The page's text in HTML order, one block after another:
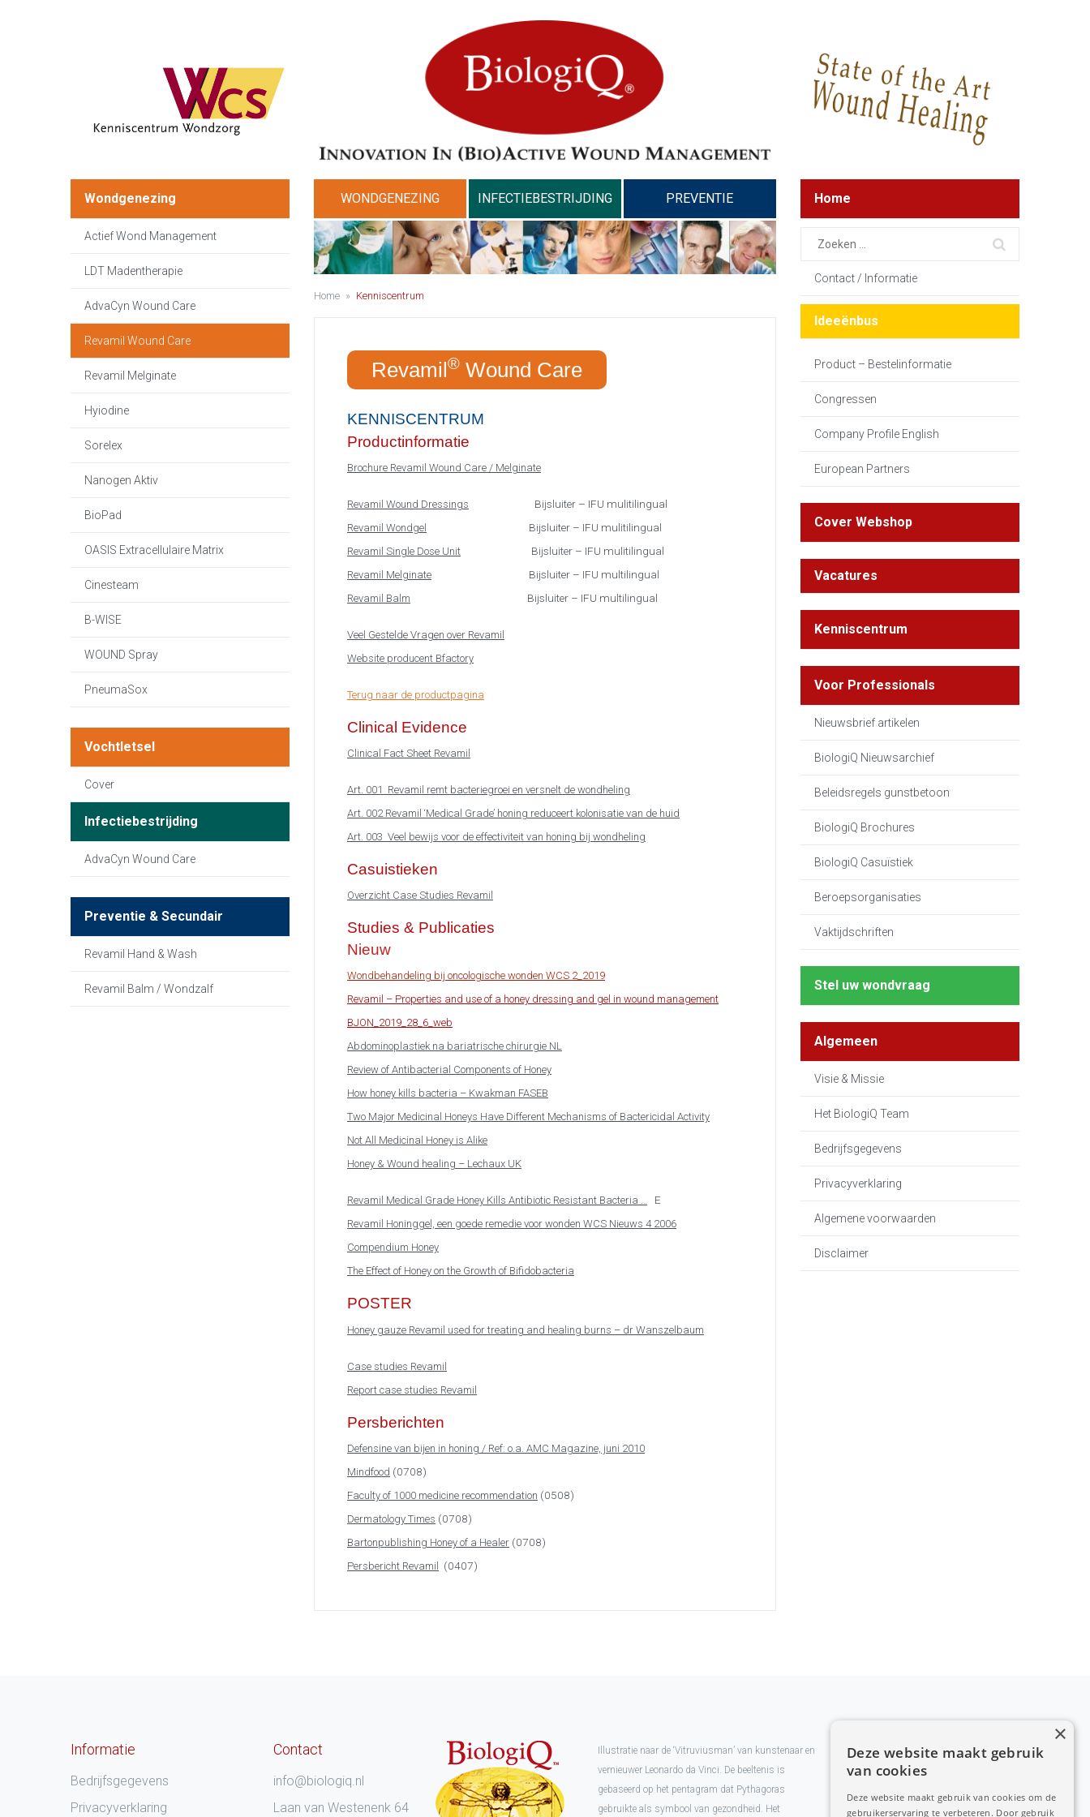
Wondgenezing
Actief Wond Management
LDT Madentherapie
AdvaCyn Wound Care
Revamil Wound Care
Revamil Melginate
Hyiodine
Sorelex
Nanogen Aktiv
BioPad
OASIS Extracellulaire Matrix
Cinesteam
B-WISE
WOUND Spray
PneumaSox
Vochtletsel
Cover
Infectiebestrijding
AdvaCyn Wound Care
Preventie & Secundair
Revamil Hand & Wash
Revamil Balm / Wondzalf
Home
Contact / Informatie
Ideeënbus
Product – Bestelinformatie
Congressen
Company Profile English
European Partners
Cover Webshop
Vacatures
Kenniscentrum
Voor Professionals
Nieuwsbrief artikelen
BiologiQ Nieuwsarchief
Beleidsregels gunstbetoon
BiologiQ Brochures
BiologiQ Casuïstiek
Beroepsorganisaties
Vaktijdschriften
Stel uw wondvraag
Algemeen
Visie & Missie
Het BiologiQ Team
Bedrijfsgegevens
Privacyverklaring
Algemene voorwaarden
Disclaimer
WONDGENEZING INFECTIEBESTRIJDING PREVENTIE
Home » Kenniscentrum
Revamil® Wound Care
KENNISCENTRUM
Productinformatie
Brochure Revamil Wound Care / Melginate
Revamil Wound Dressings Bijsluiter – IFU mulitilingual
Revamil Wondgel Bijsluiter – IFU mulitilingual
Revamil Single Dose Unit Bijsluiter – IFU mulitilingual
Revamil Melginate Bijsluiter – IFU multilingual
Revamil Balm Bijsluiter – IFU multilingual
Veel Gestelde Vragen over Revamil
Website producent Bfactory
Terug naar de productpagina
Clinical Evidence
Clinical Fact Sheet Revamil
Art. 001 Revamil remt bacteriegroei en versnelt de wondheling
Art. 002 Revamil ‘Medical Grade’ honing reduceert kolonisatie van de huid
Art. 003 Veel bewijs voor de effectiviteit van honing bij wondheling
Casuistieken
Overzicht Case Studies Revamil
Studies & Publicaties
Nieuw
Wondbehandeling bij oncologische wonden WCS 2_2019
Revamil – Properties and use of a honey dressing and gel in wound management
BJON_2019_28_6_web
Abdominoplastiek na bariatrische chirurgie NL
Review of Antibacterial Components of Honey
How honey kills bacteria – Kwakman FASEB
Two Major Medicinal Honeys Have Different Mechanisms of Bactericidal Activity
Not All Medicinal Honey is Alike
Honey & Wound healing – Lechaux UK
Revamil Medical Grade Honey Kills Antibiotic Resistant Bacteria … E
Revamil Honinggel, een goede remedie voor wonden WCS Nieuws 4 2006
Compendium Honey
The Effect of Honey on the Growth of Bifidobacteria
POSTER
Honey gauze Revamil used for treating and healing burns – dr Wanszelbaum
Case studies Revamil
Report case studies Revamil
Persberichten
Defensine van bijen in honing / Ref: o.a. AMC Magazine, juni 2010
Mindfood (0708)
Faculty of 1000 medicine recommendation (0508)
Dermatology Times (0708)
Bartonpublishing Honey of a Healer (0708)
Persbericht Revamil (0407)
Informatie
Bedrijfsgegevens
Privacyverklaring
Contact
info@biologiq.nl
Laan van Westenenk 64
Illustratie naar de ‘Vitruviusman’ van kunstenaar en
vernieuwer Leonardo da Vinci. De beeltenis is
gebaseerd op het pentagram dat Pythagoras
gebruikte als symbool van gezondheid. Het
Deze website maakt gebruik
van cookies
Deze website maakt gebruik van cookies om de
gebruikerservaring te verbeteren. Door gebruik
×